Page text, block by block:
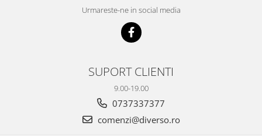
Urmareste-ne in social media
SUPORT CLIENTI
9.00-19.00
0737337377
comenzi@diverso.ro